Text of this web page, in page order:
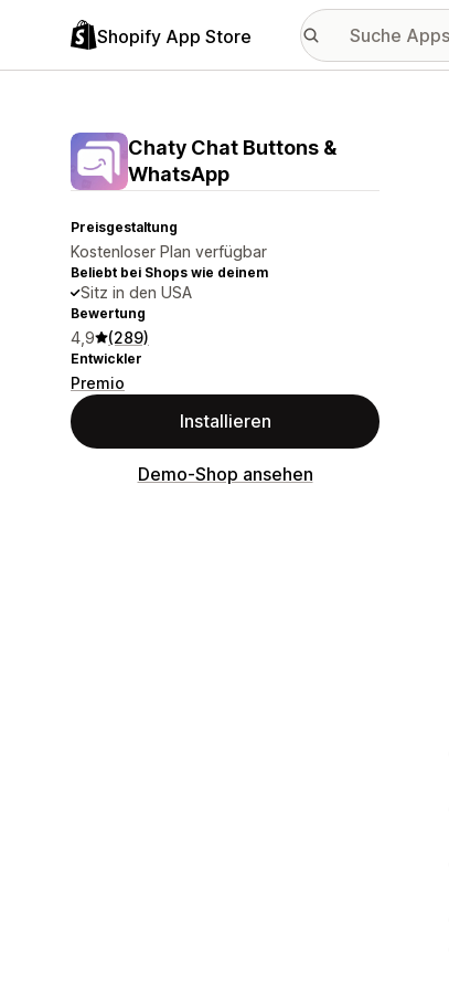
Shopify App Store
Chaty Chat Buttons &
WhatsApp
Preisgestaltung
Kostenloser Plan verfügbar
Beliebt bei Shops wie deinem
Sitz in den USA
Bewertung
4,9 (289)
Entwickler
Premio
Installieren
Demo-Shop ansehen